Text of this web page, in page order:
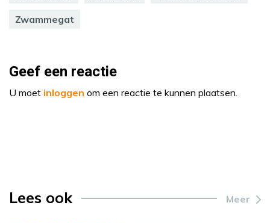
Zwammegat
Geef een reactie
U moet inloggen om een reactie te kunnen plaatsen.
Lees ook Meer